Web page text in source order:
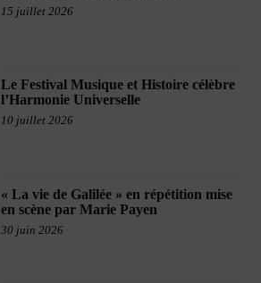
15 juillet 2026
Le Festival Musique et Histoire célèbre
l’Harmonie Universelle
10 juillet 2026
« La vie de Galilée » en répétition mise
en scène par Marie Payen
30 juin 2026